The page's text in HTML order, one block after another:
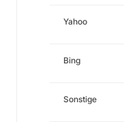
Yahoo
Bing
Sonstige